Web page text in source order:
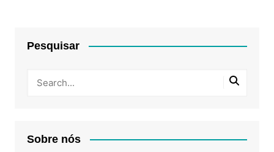
Pesquisar
Sobre nós